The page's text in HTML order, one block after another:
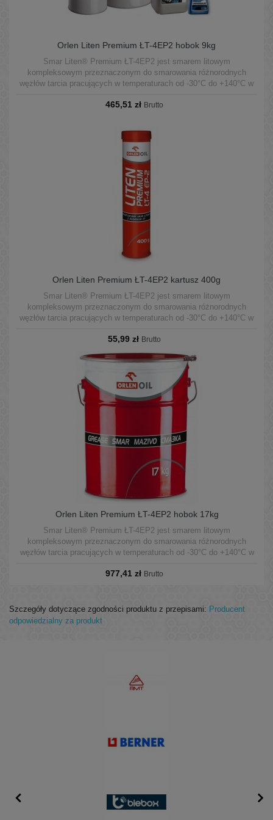
Orlen Liten Premium ŁT-4EP2 hobok 9kg
Smar Liten® Premium ŁT-4EP2 jest smarem litowym
kompleksowym przeznaczonym do smarowania różnorodnych
węzłów tarcia pracujących w temperaturach od -30°C do +140°C w
465,51 zł Brutto
Orlen Liten Premium ŁT-4EP2 kartusz 400g
Smar Liten® Premium ŁT-4EP2 jest smarem litowym
kompleksowym przeznaczonym do smarowania różnorodnych
węzłów tarcia pracujących w temperaturach od -30°C do +140°C w
55,99 zł Brutto
Orlen Liten Premium ŁT-4EP2 hobok 17kg
Smar Liten® Premium ŁT-4EP2 jest smarem litowym
kompleksowym przeznaczonym do smarowania różnorodnych
węzłów tarcia pracujących w temperaturach od -30°C do +140°C w
977,41 zł Brutto
Szczegóły dotyczące zgodności produktu z przepisami: Producent
odpowiedzialny za produkt